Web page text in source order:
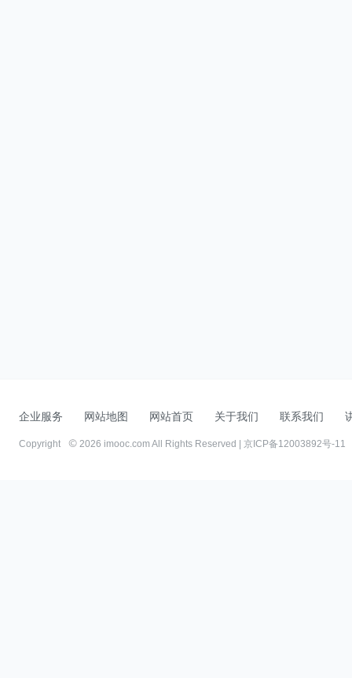
企业服务 网站地图 网站首页 关于我们 联系我们
Copyright 2026 imooc.com All Rights Reserved | 京ICP备12003892号-11